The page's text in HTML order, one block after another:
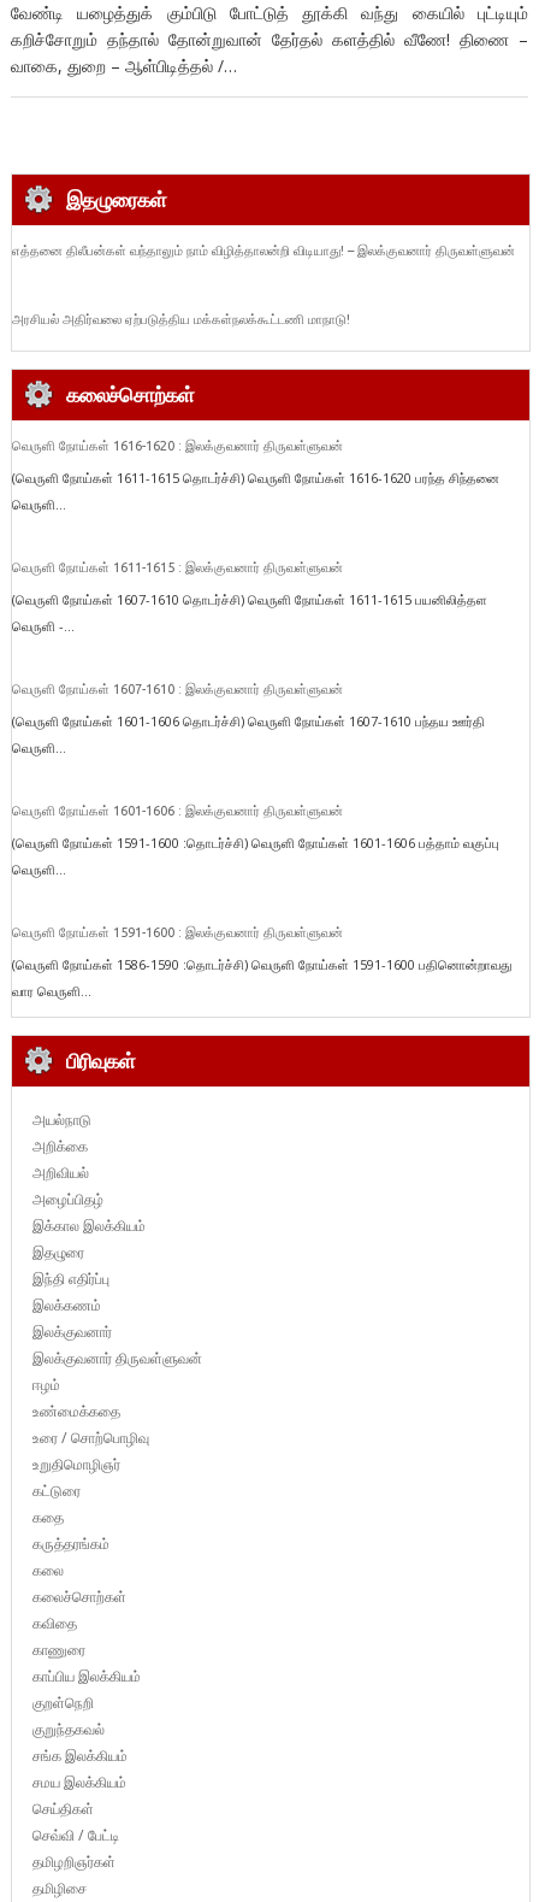
வேண்டி யழைத்துக் கும்பிடு போட்டுத் தூக்கி வந்து கையில் புட்டியும்
கறிச்சோறும் தந்தால் தோன்றுவான் தேர்தல் களத்தில் வீணே! திணை –
வாகை, துறை – ஆள்பிடித்தல் /…
இதழுரைகள்
எத்தனை திலீபன்கள் வந்தாலும் நாம் விழித்தாலன்றி விடியாது! – இலக்குவனார் திருவள்ளுவன்
அரசியல் அதிர்வலை ஏற்படுத்திய மக்கள்நலக்கூட்டணி மாநாடு!
கலைச்சொற்கள்
வெருளி நோய்கள் 1616-1620 : இலக்குவனார் திருவள்ளுவன்
(வெருளி நோய்கள் 1611-1615 தொடர்ச்சி) வெருளி நோய்கள் 1616-1620 பரந்த சிந்தனை
வெருளி...
வெருளி நோய்கள் 1611-1615 : இலக்குவனார் திருவள்ளுவன்
(வெருளி நோய்கள் 1607-1610 தொடர்ச்சி) வெருளி நோய்கள் 1611-1615 பயனிலித்தள
வெருளி -...
வெருளி நோய்கள் 1607-1610 : இலக்குவனார் திருவள்ளுவன்
(வெருளி நோய்கள் 1601-1606 தொடர்ச்சி) வெருளி நோய்கள் 1607-1610 பந்தய ஊர்தி
வெருளி...
வெருளி நோய்கள் 1601-1606 : இலக்குவனார் திருவள்ளுவன்
(வெருளி நோய்கள் 1591-1600 :தொடர்ச்சி) வெருளி நோய்கள் 1601-1606 பத்தாம் வகுப்பு
வெருளி...
வெருளி நோய்கள் 1591-1600 : இலக்குவனார் திருவள்ளுவன்
(வெருளி நோய்கள் 1586-1590 :தொடர்ச்சி) வெருளி நோய்கள் 1591-1600 பதினொன்றாவது
வார வெருளி...
பிரிவுகள்
அயல்நாடு
அறிக்கை
அறிவியல்
அழைப்பிதழ்
இக்கால இலக்கியம்
இதழுரை
இந்தி எதிர்ப்பு
இலக்கணம்
இலக்குவனார்
இலக்குவனார் திருவள்ளுவன்
ஈழம்
உண்மைக்கதை
உரை / சொற்பொழிவு
உறுதிமொழிஞர்
கட்டுரை
கதை
கருத்தரங்கம்
கலை
கலைச்சொற்கள்
கவிதை
காணுரை
காப்பிய இலக்கியம்
குறள்நெறி
குறுந்தகவல்
சங்க இலக்கியம்
சமய இலக்கியம்
செய்திகள்
செவ்வி / பேட்டி
தமிழறிஞர்கள்
தமிழிசை